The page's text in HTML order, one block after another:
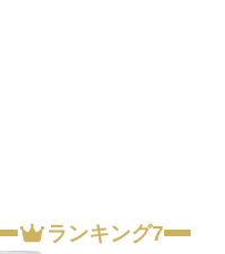
ランキング7